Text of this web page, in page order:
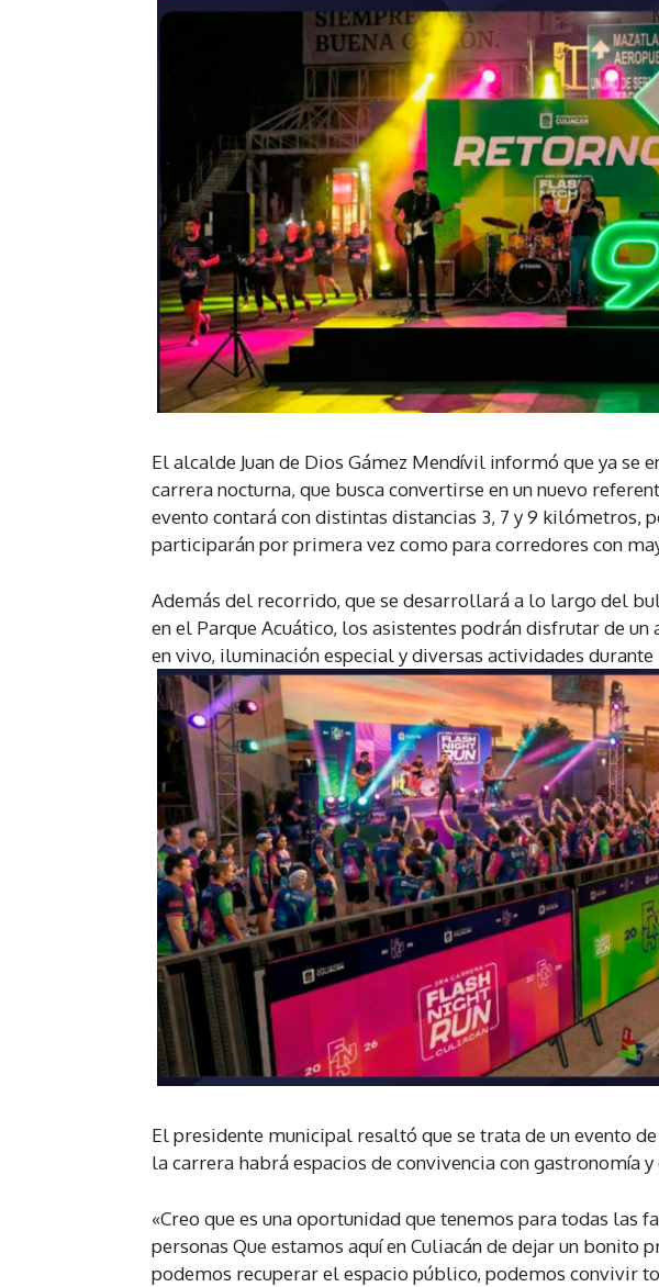
El alcalde Juan de Dios Gámez Mendívil informó que ya se
carrera nocturna, que busca convertirse en un nuevo
evento contará con distintas distancias 3, 7 y 9 kilómetros,
participarán por primera vez como para corredores con
Además del recorrido, que se desarrollará a lo largo del
en el Parque Acuático, los asistentes podrán disfrutar de
en vivo, iluminación especial y diversas actividades durante
El presidente municipal resaltó que se trata de un evento
la carrera habrá espacios de convivencia con gastronomía y
«Creo que es una oportunidad que tenemos para todas las
personas Que estamos aquí en Culiacán de dejar un bonito
podemos recuperar el espacio público, podemos convivir